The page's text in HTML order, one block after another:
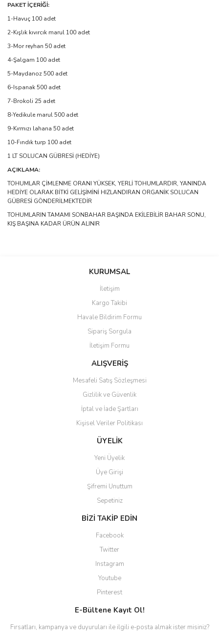
PAKET İÇERİĞİ:
1-Havuç 100 adet
2-Kışlık kıvırcık marul 100 adet
3-Mor reyhan 50 adet
4-Şalgam 100 adet
5-Maydanoz 500 adet
6-Ispanak 500 adet
7-Brokoli 25 adet
8-Yedikule marul 500 adet
9-Kırmızı lahana 50 adet
10-Fındık turp 100 adet
1 LT SOLUCAN GÜBRESİ (HEDİYE)
AÇIKLAMA:
TOHUMLAR ÇİMLENME ORANI YÜKSEK, YERLİ TOHUMLARDIR, YANINDA
HEDİYE OLARAK BİTKİ GELİŞİMİNİ HIZLANDIRAN ORGANİK SOLUCAN
GÜBRESİ GÖNDERİLMEKTEDİR
TOHUMLARIN TAMAMI SONBAHAR BAŞINDA EKİLEBİLİR BAHAR SONU,
KIŞ BAŞINA KADAR ÜRÜN ALINIR
Bu ürüne ilk yorumu siz yapın!
Ürün resmi kalitesiz, bozuk veya görüntülenemiyor.
Ürün açıklamasında eksik bilgiler bulunuyor.
Ürün bilgilerinde hatalar bulunuyor.
Ürün fiyatı diğer sitelerden daha pahalı.
Bu ürüne benzer farklı alternatifler olmalı.
Gönder
KURUMSAL
İletişim
Kargo Takibi
Havale Bildirim Formu
Sipariş Sorgula
İletişim Formu
ALIŞVERİŞ
Mesafeli Satış Sözleşmesi
Gizlilik ve Güvenlik
İptal ve İade Şartları
Kişisel Veriler Politikası
ÜYELİK
Yeni Üyelik
Üye Girişi
Şifremi Unuttum
Sepetiniz
BİZİ TAKİP EDİN
Facebook
Twitter
Instagram
Youtube
Pinterest
E-Bültene Kayıt Ol!
Fırsatları, kampanya ve duyuruları ile ilgili e-posta almak ister misiniz?